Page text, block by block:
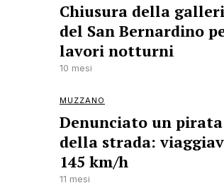
Chiusura della
del San Bernardino
lavori notturni
10 mesi
MUZZANO
Denunciato un pirata
della strada:
145 km/h
11 mesi